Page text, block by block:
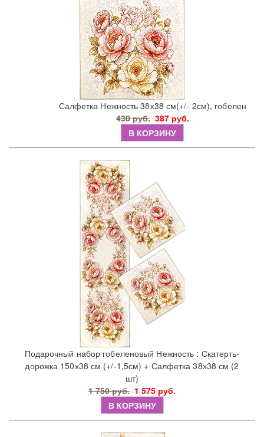
Салфетка Нежность 38х38 см(+/- 2см), гобелен
430 руб. 387 руб.
В КОРЗИНУ
Подарочный набор гобеленовый Нежность : Скатерть-
дорожка 150х38 см (+/-1,5см) + Салфетка 38х38 см (2
шт)
1 750 руб. 1 575 руб.
В КОРЗИНУ